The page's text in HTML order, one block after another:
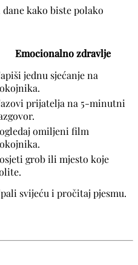
kako biste polako
Emocionalno zdravlje
jednu sjećanje na
prijatelja na 5-minutni
omiljeni film
grob ili mjesto koje
svijeću i pročitaj pjesmu.